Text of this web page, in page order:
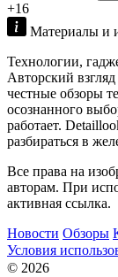
+16
Материалы и
Технологии,
Авторский
честные обзоры
осознанного
работает.
разбираться в
Все права на
авторам. При
активная ссылка.
Новости Обзоры
Условия
© 2026